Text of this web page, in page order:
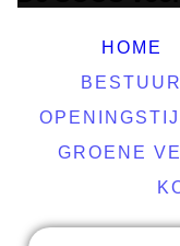
HOME
BESTUUR
GROENE